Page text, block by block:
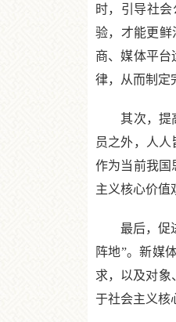
时，引导社
验，才能更鲜
商、媒体平台
律，从而制定
其次，提高
员之外，人
作为当前我国
主义核心价值
最后，促进
阵地”。新媒
求，以及对象
于社会主义核